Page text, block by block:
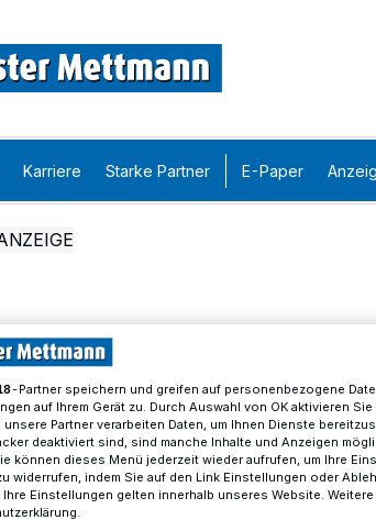
Karriere Starke Partner E-Paper
-Partner speichern und greifen auf personenbezogene
auf Ihrem Gerät zu. Durch Auswahl von OK aktivieren
unsere Partner verarbeiten Daten, um Ihnen Dienste
deaktiviert sind, sind manche Inhalte und Anzeigen
können dieses Menü jederzeit wieder aufrufen, um Ihre
widerrufen, indem Sie auf den Link Einstellungen oder
Einstellungen gelten innerhalb unseres Website.